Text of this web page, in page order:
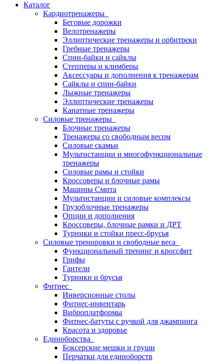
Каталог
Кардиотренажеры
Беговые дорожки
Велотренажеры
Эллиптические тренажеры и орбитреки
Гребные тренажеры
Спин-байки и сайклы
Степперы и климберы
Аксессуары и дополнения к тренажерам
Сайклы и спин-байки
Лыжные тренажеры
Эллиптические тренажеры
Канатные тренажеры
Силовые тренажеры
Блочные тренажеры
Тренажеры со свободным весом
Силовые скамьи
Мультистанции и многофункциональные
тренажеры
Силовые рамы и стойки
Кроссоверы и блочные рамы
Машины Смита
Мультистанции и силовые комплексы
Грузоблочные тренажеры
Опции и дополнения
Кроссоверы, блочные рамки и ДРТ
Турники и стойки пресс-брусья
Силовые тренировки и свободные веса
Функциональный тренинг и кроссфит
Грифы
Гантели
Турники и брусья
Фитнес
Инверсионные столы
Фитнес-инвентарь
Виброплатформы
Фитнес-батуты с ручкой для джампинга
Красота и здоровье
Единоборства
Боксерские мешки и груши
Перчатки для единоборств